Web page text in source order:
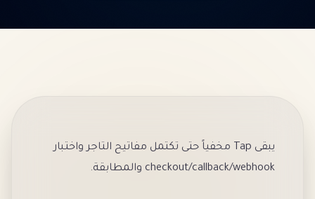
يبقى Tap مخفياً حتى تكتمل مفاتيح التاجر واختبار
checkout/callback/webhook والمطابقة.